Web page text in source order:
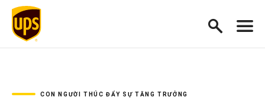
CON NGƯỜI THÚC ĐẨY SỰ TĂNG TRƯỞNG